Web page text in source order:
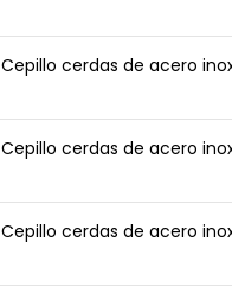
Cepillo cerdas de acero
Cepillo cerdas de acero
Cepillo cerdas de acero